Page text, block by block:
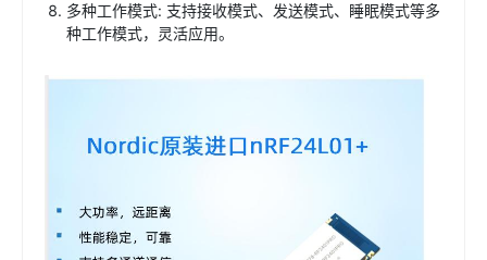
多种工作模式: 支持接收模式、发送模式、睡眠模式等多
种工作模式，灵活应用。